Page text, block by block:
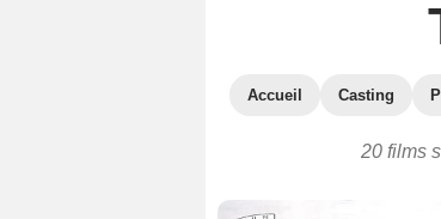
Accueil Casting
20 films